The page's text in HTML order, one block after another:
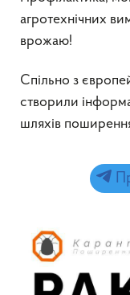
агротехнічних
врожаю!
Спільно з
створили
шляхів